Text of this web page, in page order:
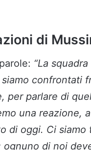
di
“La
confrontati
per parlare di
una reazione,
di oggi. Ci siamo
ognuno di noi